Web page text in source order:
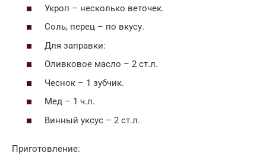
Укроп – несколько веточек.
Соль, перец – по вкусу.
Для заправки:
Оливковое масло – 2 ст.л.
Чеснок – 1 зубчик.
Мед – 1 ч.л.
Винный уксус – 2 ст.л.
Приготовление: